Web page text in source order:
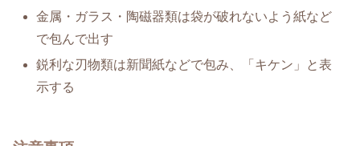
金属・ガラス・陶磁器類は袋が破れないよう紙など
で包んで出す
鋭利な刃物類は新聞紙などで包み、「キケン」と表
示する